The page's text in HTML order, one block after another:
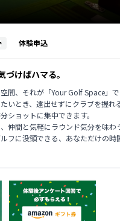
体験申込
けばハマる――。
間、それが「Your Golf Space」で
いとき、遠出せずにクラブを握れ
ショットに集中できます。
仲間と気軽にラウンド気分を味わ
フに没頭できる、あなただけの時